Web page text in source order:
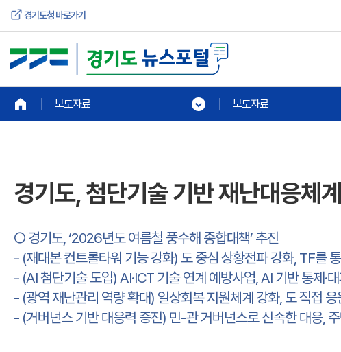
경기도청 바로가기
보도자료 보도자료
경기도, 첨단기술 기반 재난대응체
○ 경기도, ‘2026년도 여름철 풍수해 종합대책’ 추진
- (재대본 컨트롤타워 기능 강화) 도 중심 상황전파 강화, TF를
- (AI 첨단기술 도입) AI·ICT 기술 연계 예방사업, AI 기반 통제·
- (광역 재난관리 역량 확대) 일상회복 지원체계 강화, 도 직접 응
- (거버넌스 기반 대응력 증진) 민-관 거버넌스로 신속한 대응,